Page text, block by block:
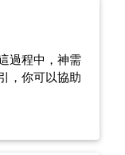
過程中，神需
，你可以協助